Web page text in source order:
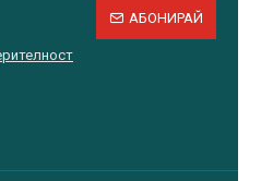
АБОНИРАЙ